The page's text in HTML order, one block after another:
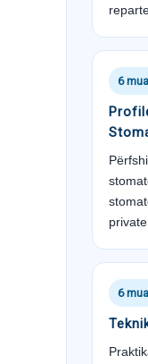
6
6